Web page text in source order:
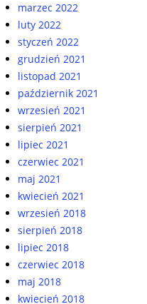
marzec 2022
luty 2022
styczeń 2022
grudzień 2021
listopad 2021
październik 2021
wrzesień 2021
sierpień 2021
lipiec 2021
czerwiec 2021
maj 2021
kwiecień 2021
wrzesień 2018
sierpień 2018
lipiec 2018
czerwiec 2018
maj 2018
kwiecień 2018